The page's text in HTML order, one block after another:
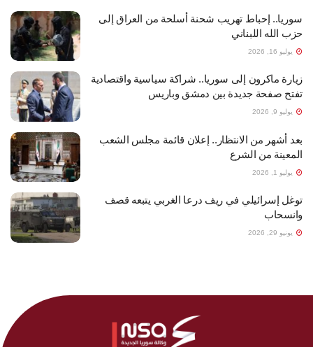
سوريا.. إحباط تهريب شحنة أسلحة من العراق إلى
حزب الله اللبناني
يوليو 16, 2026
زيارة ماكرون إلى سوريا.. شراكة سياسية واقتصادية
تفتح صفحة جديدة بين دمشق وباريس
يوليو 9, 2026
بعد أشهر من الانتظار.. إعلان قائمة مجلس الشعب
المعينة من الشرع
يوليو 1, 2026
توغل إسرائيلي في ريف درعا الغربي يتبعه قصف
وانسحاب
يونيو 29, 2026